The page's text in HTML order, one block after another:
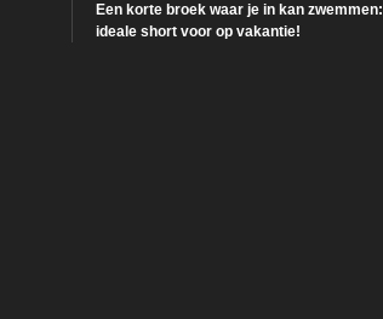
Een korte broek waar je in kan
ideale short voor op vakantie!